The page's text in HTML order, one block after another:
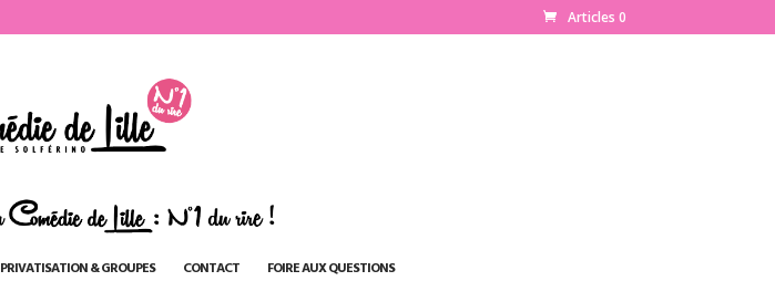
Articles 0
PRIVATISATION & GROUPES CONTACT FOIRE AUX QUESTIONS